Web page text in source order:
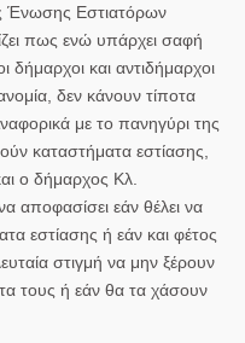
Ένωσης Εστιατόρων
πως ενώ υπάρχει σαφή
και αντιδήμαρχοι
δεν κάνουν τίποτα
με το πανηγύρι της
καταστήματα εστίασης,
ο δήμαρχος Κλ.
αποφασίσει εάν θέλει να
εστίασης ή εάν και φέτος
στιγμή να μην ξέρουν
τους ή εάν θα τα χάσουν